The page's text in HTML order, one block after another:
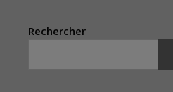
Rechercher